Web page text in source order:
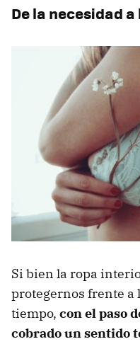
De la necesidad
Si bien la ropa
protegernos frente a
tiempo, con el paso
cobrado un sentido